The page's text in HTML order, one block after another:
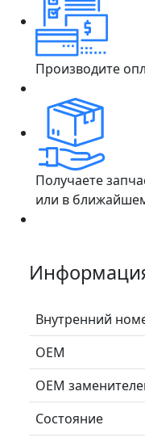
Производите
Получаете
или в
Внутренний
ОЕМ
ОЕМ
Состояние